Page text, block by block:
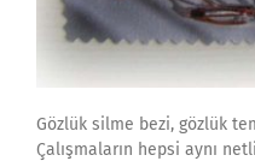
Gözlük silme bezi, gözlük
Çalışmaların hepsi aynı